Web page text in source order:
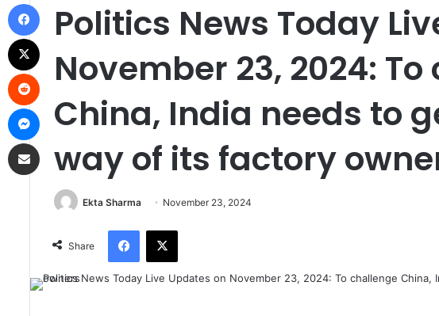
Politics News Today
November 23, 2024:
China, India needs to
way of its factory
Ekta Sharma November 23, 2024
Share
Facebook
X
Reddit
Messenger